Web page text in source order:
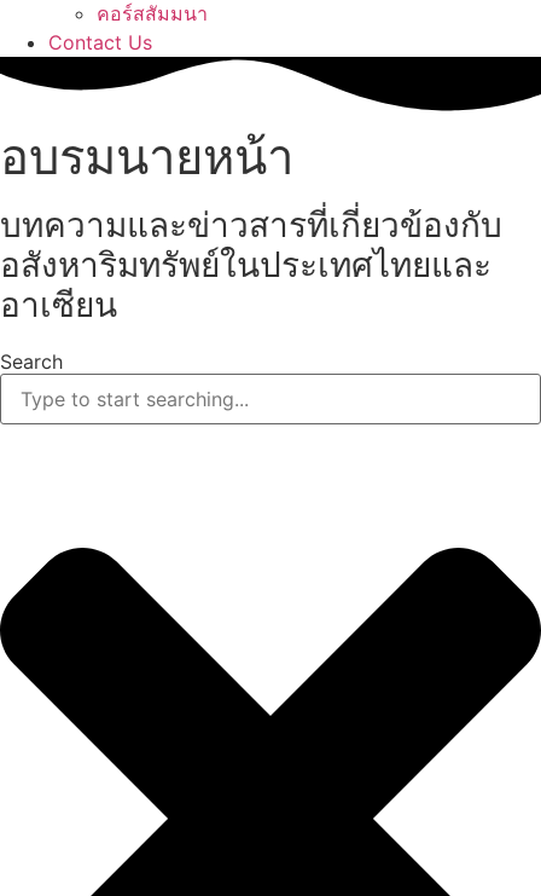
คอร์สสัมมนา
Contact Us
อบรมนายหน้า
บทความและข่าวสารที่เกี่ยวข้องกับ
อสังหาริมทรัพย์ในประเทศไทยและ
อาเซียน
Search